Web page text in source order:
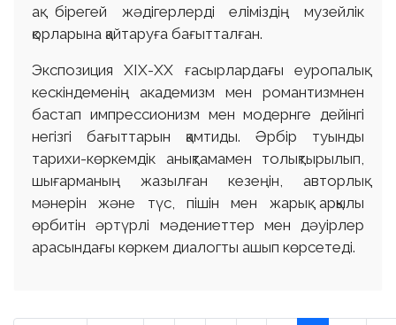
ақ бірегей жәдігерлерді еліміздің музейлік
қорларына қайтаруға бағытталған.
Экспозиция XIX-XX ғасырлардағы еуропалық
кескіндеменің академизм мен романтизмнен
бастап импрессионизм мен модернге дейінгі
негізгі бағыттарын қамтиды. Әрбір туынды
тарихи-көркемдік анықтамамен толықтырылып,
шығарманың жазылған кезеңін, авторлық
мәнерін және түс, пішін мен жарық арқылы
өрбитін әртүрлі мәдениеттер мен дәуірлер
арасындағы көркем диалогты ашып көрсетеді.